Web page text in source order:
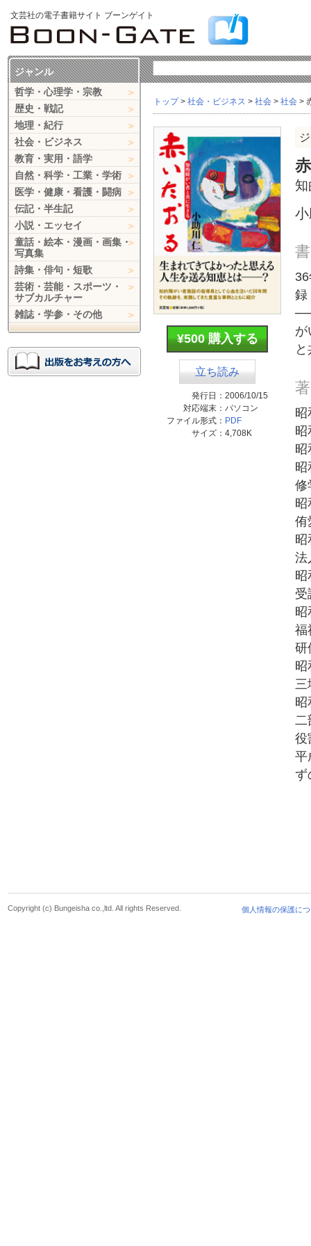
文芸社の電子書籍サイト ブーンゲイト
トップ> 社会・ビジネス > 社会 > 社会 >
¥500 購入する
立ち読み
発行日： 2006/10/15
対応端末： パソコン
ファイル形式： PDF
サイズ： 4,708K
知
録
が
昭
昭
昭
昭
修
昭
侑
昭
法
昭
受
昭
福
研
昭
三
昭
二
役
平
ず
ジャンル
哲学・心理学・宗教
歴史・戦記
地理・紀行
社会・ビジネス
教育・実用・語学
自然・科学・工業・学術
医学・健康・看護・闘病
伝記・半生記
小説・エッセイ
童話・絵本・漫画・画集・
写真集
詩集・俳句・短歌
芸術・芸能・スポーツ・
サブカルチャー
雑誌・学参・その他
個人情報の保護に
Copyright (c) Bungeisha co.,ltd. All rights Reserved.